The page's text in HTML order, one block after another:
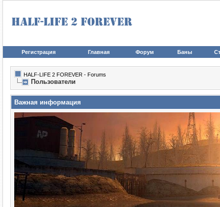
Регистрация Главная Форум Баны
HALF-LIFE 2 FOREVER - Forums
Пользователи
Важная информация